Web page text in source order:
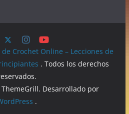
de Crochet Online – Lecciones de
. Todos los derechos
Desarrollado por
.